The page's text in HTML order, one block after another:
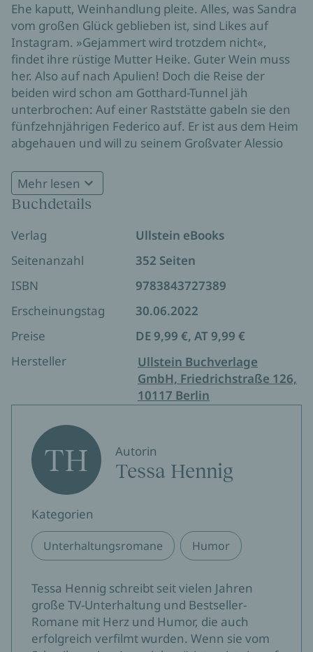
Ehe kaputt, Weinhandlung pleite. Alles, was Sandra
vom großen Glück geblieben ist, sind Likes auf
Instagram. »Gejammert wird trotzdem nicht«,
findet ihre rüstige Mutter Heike. Guter Wein muss
her. Also auf nach Apulien! Doch die Reise der
beiden wird schon am Gotthard-Tunnel jäh
unterbrochen: Auf einer Raststätte gabeln sie den
fünfzehnjährigen Federico auf. Er ist aus dem Heim
abgehauen und will zu seinem Großvater Alessio
weshalb Alessio wenig erfreut ist, als Sandra und
Heike den Jungen bei ihm abladen wollen. Ein
Bambino hat ihm gerade noch gefehlt! Der
mürrische Alte lebt einsam auf einem Weinberg
und behauptet, er habe gar keinen Enkel. Es
braucht Heikes ganzen Einfallsreichtum und
auch Sandras Glück ein wenig nachzuhelfen…
Mehr lesen
Buchdetails
Verlag
Ullstein eBooks
Seitenanzahl
352 Seiten
ISBN
9783843727389
Erscheinungstag
30.06.2022
Preise
DE 9,99 €, AT 9,99 €
Hersteller
Ullstein Buchverlage
GmbH, Friedrichstraße 126,
10117 Berlin
TH Autorin
Tessa Hennig
Kategorien
Unterhaltungsromane Humor
Tessa Hennig schreibt seit vielen Jahren
große TV-Unterhaltung und Bestseller-
Romane mit Herz und Humor, die auch
erfolgreich verfilmt wurden. Wenn sie vom